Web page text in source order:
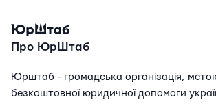
Про ЮрШтаб
Юрштаб - громадська організація,
безкоштовної юридичної допомоги